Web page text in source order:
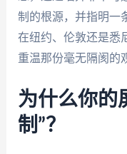
制的根源，并指明一
在纽约、伦敦还是悉
重温那份毫无隔阂的
为什么你的
制”？